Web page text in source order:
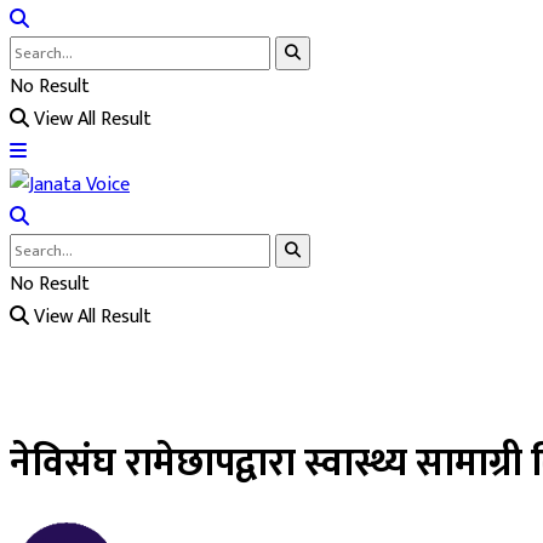
No Result
View All Result
No Result
View All Result
नेविसंघ रामेछापद्वारा स्वास्थ्य